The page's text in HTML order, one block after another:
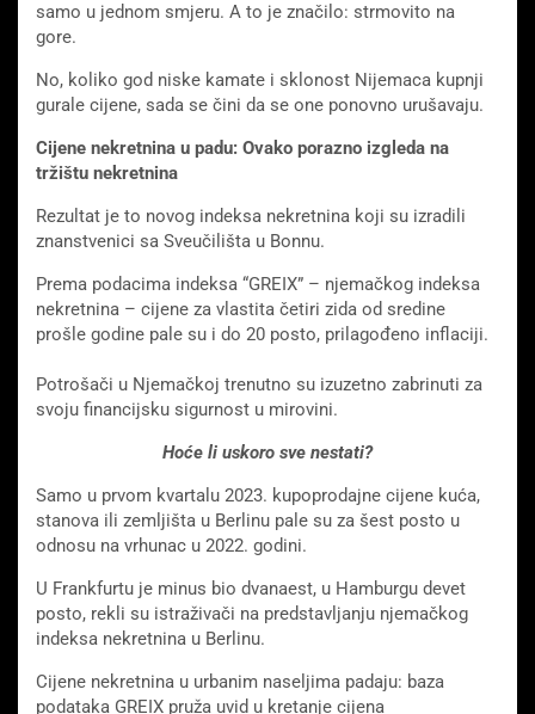
samo u jednom smjeru. A to je značilo: strmovito na
gore.
No, koliko god niske kamate i sklonost Nijemaca kupnji
gurale cijene, sada se čini da se one ponovno urušavaju.
Cijene nekretnina u padu: Ovako porazno izgleda na
tržištu nekretnina
Rezultat je to novog indeksa nekretnina koji su izradili
znanstvenici sa Sveučilišta u Bonnu.
Prema podacima indeksa “GREIX” – njemačkog indeksa
nekretnina – cijene za vlastita četiri zida od sredine
prošle godine pale su i do 20 posto, prilagođeno inflaciji.
Potrošači u Njemačkoj trenutno su izuzetno zabrinuti za
svoju financijsku sigurnost u mirovini.
Hoće li uskoro sve nestati?
Samo u prvom kvartalu 2023. kupoprodajne cijene kuća,
stanova ili zemljišta u Berlinu pale su za šest posto u
odnosu na vrhunac u 2022. godini.
U Frankfurtu je minus bio dvanaest, u Hamburgu devet
posto, rekli su istraživači na predstavljanju njemačkog
indeksa nekretnina u Berlinu.
Cijene nekretnina u urbanim naseljima padaju: baza
podataka GREIX pruža uvid u kretanje cijena